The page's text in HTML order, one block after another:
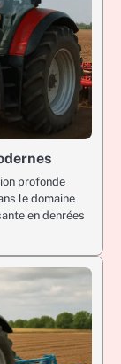
profonde
le domaine
en denrées